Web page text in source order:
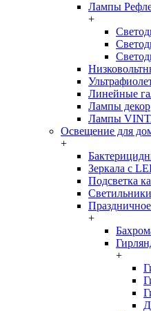
Лампы
+
Линейные
Лампы декор
Лампы
Освещение для
+
Зеркала с
Подсветка
+
+